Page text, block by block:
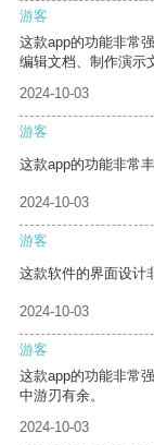
游客
这款app的功能非常
编辑文档、制作演示
2024-10-03
游客
这款app的功能非常
2024-10-03
游客
这款软件的界面设计
2024-10-03
游客
这款app的功能非常
中游刃有余。
2024-10-03